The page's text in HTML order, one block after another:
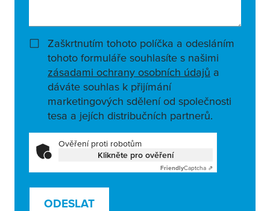
Zaškrtnutím tohoto políčka a odesláním
tohoto formuláře souhlasíte s našimi
zásadami ochrany osobních údajů a
dáváte souhlas k přijímání
marketingových sdělení od společnosti
tesa a jejích distribučních partnerů.
Ověření proti robotům
Klikněte pro ověření
FriendlyCaptcha ⇗
ODESLAT